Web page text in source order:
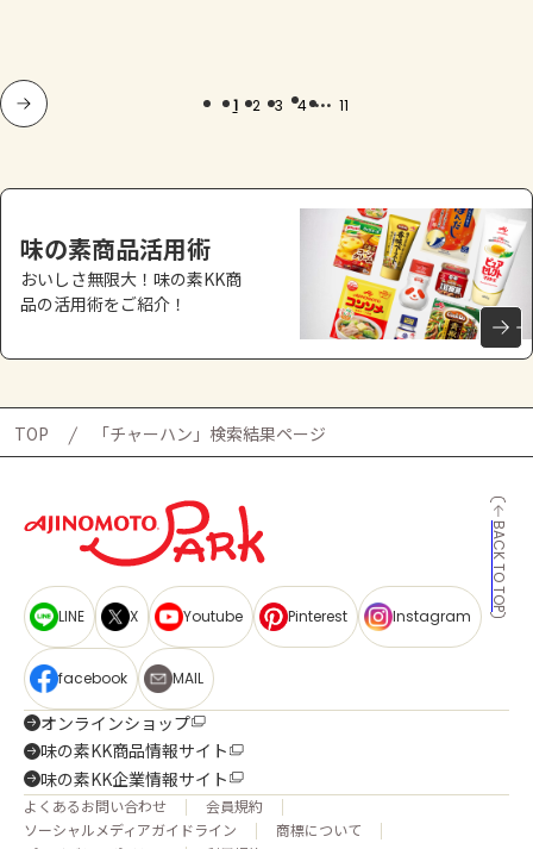
1 2 3 4 ... 11
味の素商品活用術
おいしさ無限大！味の素KK商
品の活用術をご紹介！
TOP 「チャーハン」検索結果ページ
BACK TO TOP
LINE X Youtube Pinterest Instagram
facebook MAIL
オンラインショップ
味の素KK商品情報サイト
味の素KK企業情報サイト
よくあるお問い合わせ
会員規約
ソーシャルメディアガイドライン
商標について